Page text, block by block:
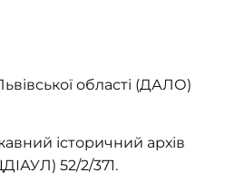
області (ДАЛО)
історичний архів
52/2/371.